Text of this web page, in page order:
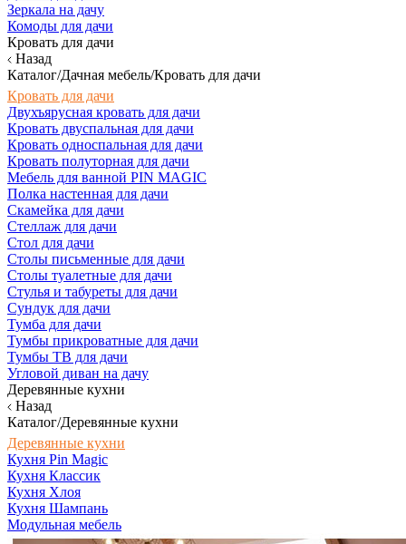
Зеркала на дачу
Комоды для дачи
Кровать для дачи
Назад
Каталог/Дачная мебель/Кровать для дачи
Кровать для дачи
Двухъярусная кровать для дачи
Кровать двуспальная для дачи
Кровать односпальная для дачи
Кровать полуторная для дачи
Мебель для ванной PIN MAGIC
Полка настенная для дачи
Скамейка для дачи
Стеллаж для дачи
Стол для дачи
Столы письменные для дачи
Столы туалетные для дачи
Стулья и табуреты для дачи
Сундук для дачи
Тумба для дачи
Тумбы прикроватные для дачи
Тумбы ТВ для дачи
Угловой диван на дачу
Деревянные кухни
Назад
Каталог/Деревянные кухни
Деревянные кухни
Кухня Pin Magic
Кухня Классик
Кухня Хлоя
Кухня Шампань
Модульная мебель